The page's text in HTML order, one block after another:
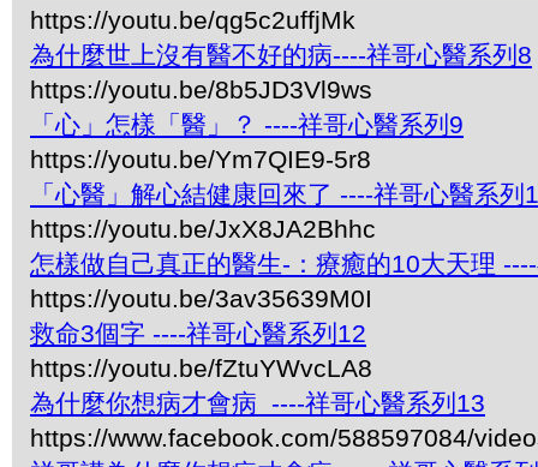
https://youtu.be/qg5c2uffjMk
為什麼世上沒有醫不好的病----祥哥心醫系列8
https://youtu.be/8b5JD3Vl9ws
「心」怎樣「醫」？ ----祥哥心醫系列9
https://youtu.be/Ym7QIE9-5r8
「心醫」解心結健康回來了 ----祥哥心醫系列
https://youtu.be/JxX8JA2Bhhc
怎樣做自己真正的醫生-：療癒的10大天理
https://youtu.be/3av35639M0I
救命3個字 ----祥哥心醫系列12
https://youtu.be/fZtuYWvcLA8
為什麼你想病才會病 ----祥哥心醫系列13
https://www.facebook.com/588597084/